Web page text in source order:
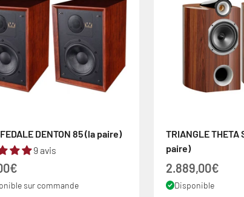
DENTON 85 (la paire)
9 avis
vente
sur commande
TRIANGLE THETA
paire)
Prix de vente
2.889,00€
Disponible